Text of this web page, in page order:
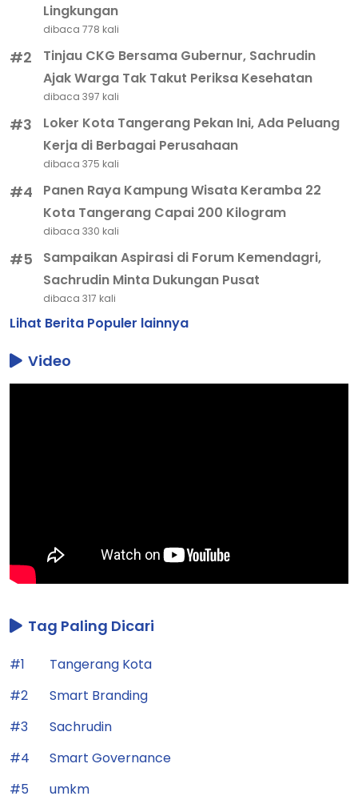
Lingkungan
dibaca 778 kali
#2
Tinjau CKG Bersama Gubernur, Sachrudin
Ajak Warga Tak Takut Periksa Kesehatan
dibaca 397 kali
#3
Loker Kota Tangerang Pekan Ini, Ada Peluang
Kerja di Berbagai Perusahaan
dibaca 375 kali
#4
Panen Raya Kampung Wisata Keramba 22
Kota Tangerang Capai 200 Kilogram
dibaca 330 kali
#5
Sampaikan Aspirasi di Forum Kemendagri,
Sachrudin Minta Dukungan Pusat
dibaca 317 kali
Lihat Berita Populer lainnya
Video
Tag Paling Dicari
#1
Tangerang Kota
#2
Smart Branding
#3
Sachrudin
#4
Smart Governance
#5
umkm